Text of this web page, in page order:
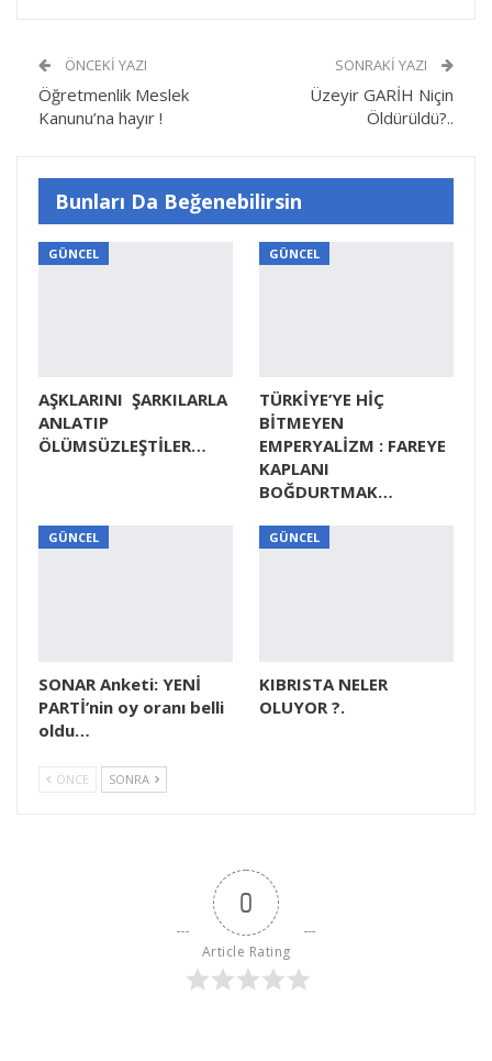
ÖNCEKI YAZI
Öğretmenlik Meslek
Kanunu’na hayır !
SONRAKI YAZI
Üzeyir GARİH Niçin
Öldürüldü?..
Bunları Da Beğenebilirsin
GÜNCEL
AŞKLARINI ŞARKILARLA
ANLATIP
ÖLÜMSÜZLEŞTİLER…
GÜNCEL
TÜRKİYE’YE HİÇ
BİTMEYEN
EMPERYALİZM : FAREYE
KAPLANI
BOĞDURTMAK…
GÜNCEL
SONAR Anketi: YENİ
PARTİ’nin oy oranı belli
oldu…
GÜNCEL
KIBRISTA NELER
OLUYOR ?.
ÖNCE SONRA
0
Article Rating